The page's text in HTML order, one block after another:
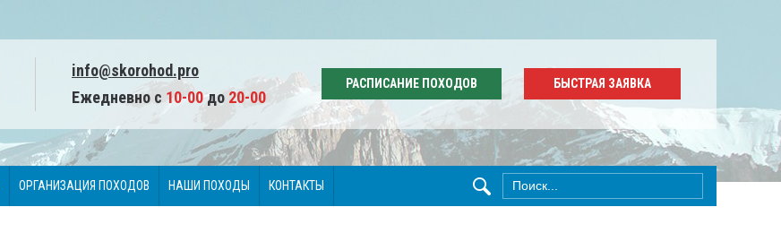
info@skorohod.pro
Ежедневно с 10-00до 20-00
РАСПИСАНИЕ ПОХОДОВ БЫСТРАЯ ЗАЯВКА
ОРГАНИЗАЦИЯ ПОХОДОВ НАШИ ПОХОДЫ КОНТАКТЫ